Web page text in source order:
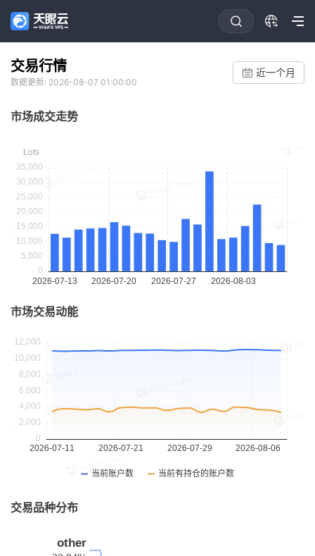
交易行情
数据更新: 2026-08-07 01:00:00
近一个月
市场成交走势
市场交易动能
交易品种分布